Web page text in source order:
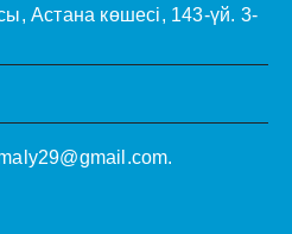
Астана көшесі, 143-үй. 3-
.